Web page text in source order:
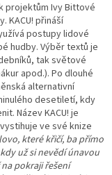
projektům Ivy Bittové
KACU! přináší
postupy lidové
hudby. Výběr textů je
tak světové
apod.). Po dlouhé
alternativní
desetiletí, kdy
Název KACU! je
ve své knize
které křičí, ba přímo
už si nevědí únavou
pokraji řešení